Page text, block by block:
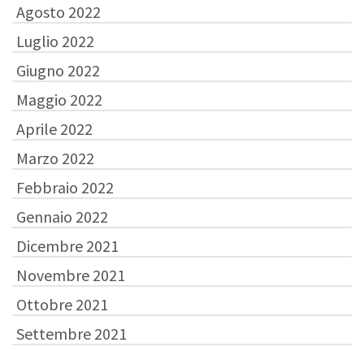
Agosto 2022
Luglio 2022
Giugno 2022
Maggio 2022
Aprile 2022
Marzo 2022
Febbraio 2022
Gennaio 2022
Dicembre 2021
Novembre 2021
Ottobre 2021
Settembre 2021